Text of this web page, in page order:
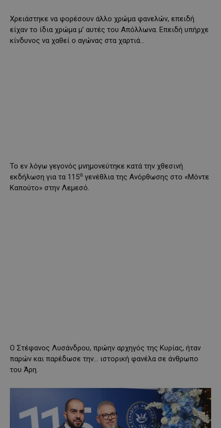
Χρειάστηκε να φορέσουν άλλο χρώμα φανελών, επειδή
είχαν το ίδια χρώμα μ’ αυτές του Απόλλωνα. Επειδή υπήρχε
κίνδυνος να χαθεί ο αγώνας στα χαρτιά…
Το εν λόγω γεγονός μνημονεύτηκε κατά την χθεσινή
εκδήλωση για τα 115α γενέθλια της Ανόρθωσης στο «Μόντε
Καπούτο» στην Λεμεσό.
Ο Στέφανος Λυσάνδρου, πρώην αρχηγός της Κυρίας, ήταν
παρών και παρέδωσε την… ιστορική φανέλα σε άνθρωπο
του Άρη.